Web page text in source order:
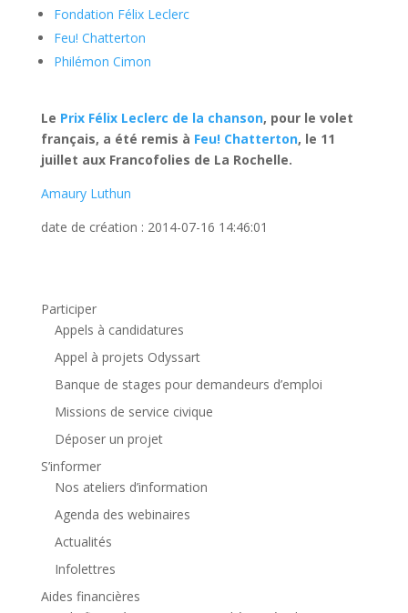
Fondation Félix Leclerc
Feu! Chatterton
Philémon Cimon
Le Prix Félix Leclerc de la chanson, pour le volet
français, a été remis à Feu! Chatterton, le 11
juillet aux Francofolies de La Rochelle.
Amaury Luthun
date de création : 2014-07-16 14:46:01
Participer
Appels à candidatures
Appel à projets Odyssart
Banque de stages pour demandeurs d’emploi
Missions de service civique
Déposer un projet
S’informer
Nos ateliers d’information
Agenda des webinaires
Actualités
Infolettres
Aides financières